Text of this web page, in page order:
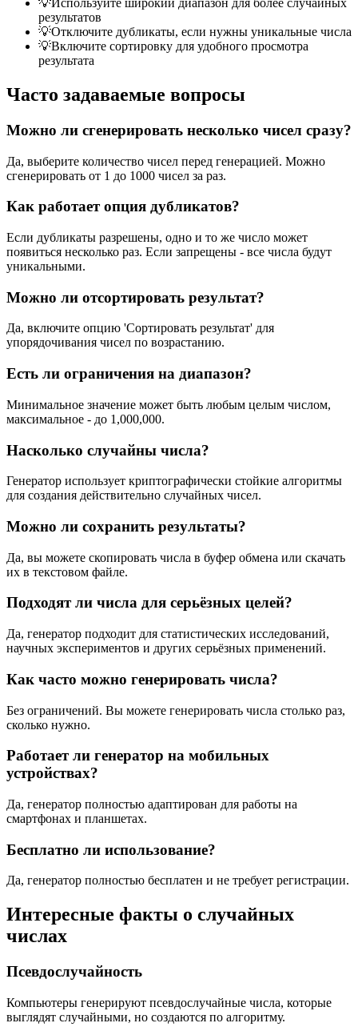
💡Используйте широкий диапазон для более случайных
результатов
💡Отключите дубликаты, если нужны уникальные числа
💡Включите сортировку для удобного просмотра
результата
Часто задаваемые вопросы
Можно ли сгенерировать несколько чисел сразу?
Да, выберите количество чисел перед генерацией. Можно
сгенерировать от 1 до 1000 чисел за раз.
Как работает опция дубликатов?
Если дубликаты разрешены, одно и то же число может
появиться несколько раз. Если запрещены - все числа будут
уникальными.
Можно ли отсортировать результат?
Да, включите опцию 'Сортировать результат' для
упорядочивания чисел по возрастанию.
Есть ли ограничения на диапазон?
Минимальное значение может быть любым целым числом,
максимальное - до 1,000,000.
Насколько случайны числа?
Генератор использует криптографически стойкие алгоритмы
для создания действительно случайных чисел.
Можно ли сохранить результаты?
Да, вы можете скопировать числа в буфер обмена или скачать
их в текстовом файле.
Подходят ли числа для серьёзных целей?
Да, генератор подходит для статистических исследований,
научных экспериментов и других серьёзных применений.
Как часто можно генерировать числа?
Без ограничений. Вы можете генерировать числа столько раз,
сколько нужно.
Работает ли генератор на мобильных
устройствах?
Да, генератор полностью адаптирован для работы на
смартфонах и планшетах.
Бесплатно ли использование?
Да, генератор полностью бесплатен и не требует регистрации.
Интересные факты о случайных
числах
Псевдослучайность
Компьютеры генерируют псевдослучайные числа, которые
выглядят случайными, но создаются по алгоритму.